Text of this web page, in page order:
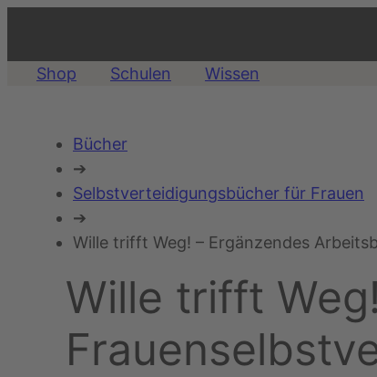
springen
Shop Schulen Wissen
Bücher
➔
Selbstverteidigungsbücher für Frauen
➔
Wille trifft Weg! – Ergänzendes
Wille trifft